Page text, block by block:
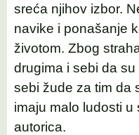
sreća njihov izbor.
navike i ponašanje
životom. Zbog
drugima i sebi da
sebi žude za tim da
imaju malo ludosti u
autorica.